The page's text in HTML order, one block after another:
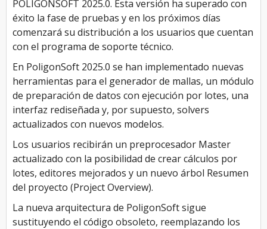
POLIGONSOFT 2025.0. Esta versión ha superado con
éxito la fase de pruebas y en los próximos días
comenzará su distribución a los usuarios que cuentan
con el programa de soporte técnico.
En PoligonSoft 2025.0 se han implementado nuevas
herramientas para el generador de mallas, un módulo
de preparación de datos con ejecución por lotes, una
interfaz rediseñada y, por supuesto, solvers
actualizados con nuevos modelos.
Los usuarios recibirán un preprocesador Master
actualizado con la posibilidad de crear cálculos por
lotes, editores mejorados y un nuevo árbol Resumen
del proyecto (Project Overview).
La nueva arquitectura de PoligonSoft sigue
sustituyendo el código obsoleto, reemplazando los